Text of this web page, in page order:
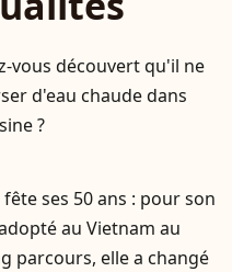
vous découvert qu'il ne
d'eau chaude dans
?
ses 50 ans : pour son
au Vietnam au
parcours, elle a changé